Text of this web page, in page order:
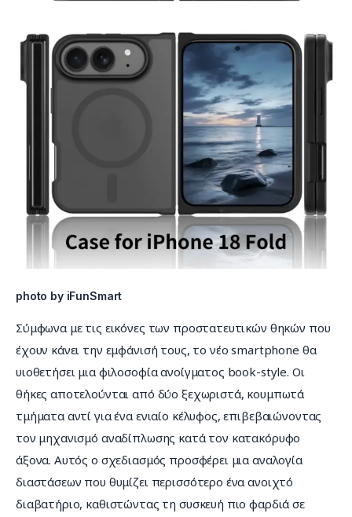
photo by iFunSmart
Σύμφωνα με τις εικόνες των προστατευτικών θηκών που
έχουν κάνει την εμφάνισή τους, το νέο smartphone θα
υιοθετήσει μια φιλοσοφία ανοίγματος book-style. Οι
θήκες αποτελούνται από δύο ξεχωριστά, κουμπωτά
τμήματα αντί για ένα ενιαίο κέλυφος, επιβεβαιώνοντας
τον μηχανισμό αναδίπλωσης κατά τον κατακόρυφο
άξονα. Αυτός ο σχεδιασμός προσφέρει μια αναλογία
διαστάσεων που θυμίζει περισσότερο ένα ανοιχτό
διαβατήριο, καθιστώντας τη συσκευή πιο φαρδιά σε